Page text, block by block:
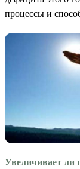
процессы и
Увеличивает ли